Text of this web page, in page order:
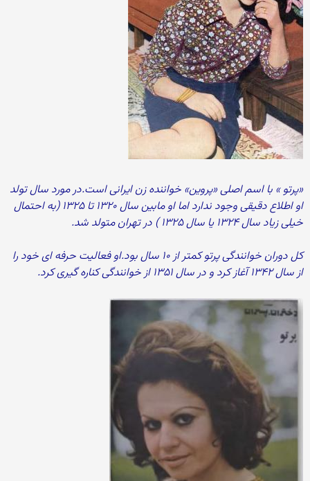
«پرتو » با اسم اصلی «پروین» خواننده زن ایرانی است.در مورد سال تولد
او اطلاع دقیقی وجود ندارد اما او مابین سال ۱۳۲۰ تا ۱۳۲۵ (به احتمال
خیلی زیاد سال ۱۳۲۴ یا سال ۱۳۲۵ ) در تهران متولد شد.
کل دوران خوانندگی پرتو کمتر از ۱۰ سال بود.او فعالیت حرفه ای خود را
از سال ۱۳۴۲ آغاز کرد و در سال ۱۳۵۱ از خوانندگی کناره گیری کرد.